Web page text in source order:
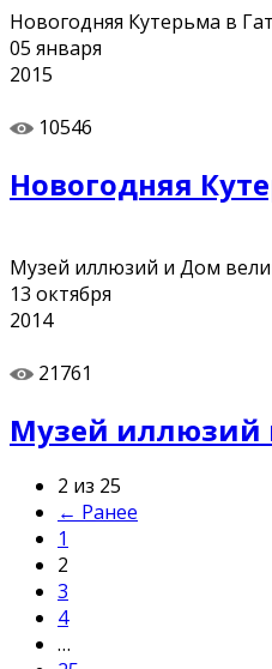
Новогодняя Кутерьма в
05 января
2015
10546
Новогодняя
Музей иллюзий и Дом
13 октября
2014
21761
Музей иллюзий
2 из 25
← Ранее
1
2
3
4
…